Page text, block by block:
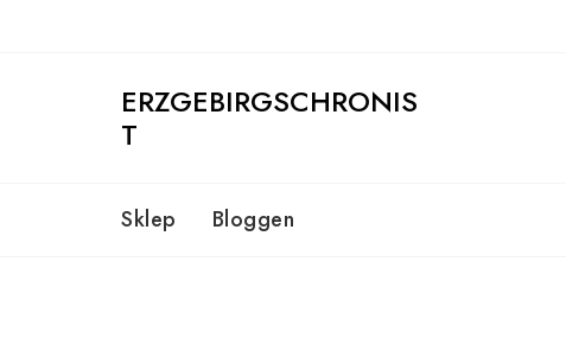
ERZGEBIRGSCHRONIS
T
Sklep Bloggen